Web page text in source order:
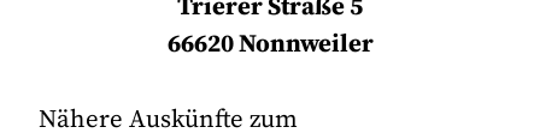
Trierer Straße 5
66620 Nonnweiler
Nähere Auskünfte zum